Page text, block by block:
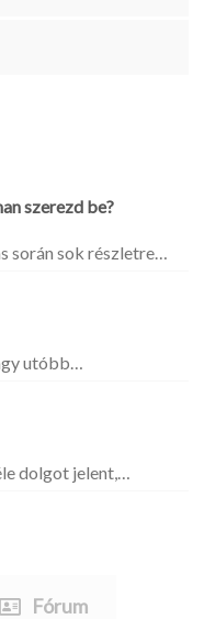
szerezd be?
során sok részletre…
utóbb…
dolgot jelent,…
Fórum